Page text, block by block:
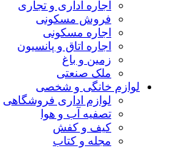
اجاره اداری و تجاری
فروش مسکونی
اجاره مسکونی
اجاره اتاق و پانسیون
زمین و باغ
ملک صنعتی
لوازم خانگی و شخصی
لوازم اداری فروشگاهی
تصفیه آب و هوا
کیف و کفش
مجله و کتاب